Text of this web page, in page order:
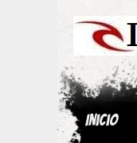
Inicio